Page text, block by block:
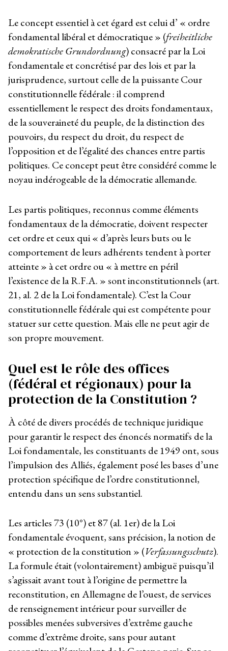
Le concept essentiel à cet égard est celui d’ « ordre
fondamental libéral et démocratique » (freiheitliche
demokratische Grundordnung) consacré par la Loi
fondamentale et concrétisé par des lois et par la
jurisprudence, surtout celle de la puissante Cour
constitutionnelle fédérale : il comprend
essentiellement le respect des droits fondamentaux,
de la souveraineté du peuple, de la distinction des
pouvoirs, du respect du droit, du respect de
l’opposition et de l’égalité des chances entre partis
politiques. Ce concept peut être considéré comme le
noyau indérogeable de la démocratie allemande.
Les partis politiques, reconnus comme éléments
fondamentaux de la démocratie, doivent respecter
cet ordre et ceux qui « d’après leurs buts ou le
comportement de leurs adhérents tendent à porter
atteinte » à cet ordre ou « à mettre en péril
l’existence de la R.F.A. » sont inconstitutionnels (art.
21, al. 2 de la Loi fondamentale). C’est la Cour
constitutionnelle fédérale qui est compétente pour
statuer sur cette question. Mais elle ne peut agir de
son propre mouvement.
Quel est le rôle des offices
(fédéral et régionaux) pour la
protection de la Constitution ?
À côté de divers procédés de technique juridique
pour garantir le respect des énoncés normatifs de la
Loi fondamentale, les constituants de 1949 ont, sous
l’impulsion des Alliés, également posé les bases d’une
protection spécifique de l’ordre constitutionnel,
entendu dans un sens substantiel.
Les articles 73 (10°) et 87 (al. 1er) de la Loi
fondamentale évoquent, sans précision, la notion de
« protection de la constitution » (Verfassungsschutz).
La formule était (volontairement) ambiguë puisqu’il
s’agissait avant tout à l’origine de permettre la
reconstitution, en Allemagne de l’ouest, de services
de renseignement intérieur pour surveiller de
possibles menées subversives d’extrême gauche
comme d’extrême droite, sans pour autant